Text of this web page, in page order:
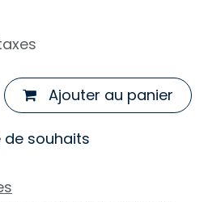
Ajouter au panier
de souhaits